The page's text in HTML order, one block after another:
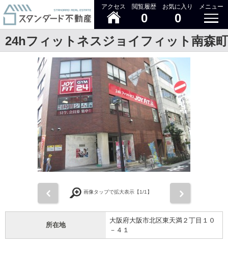
アクセス 閲覧履歴
0
お気に入り
0
メニュー
24hフィットネスジョイフィット南森町
画像タップで拡大表示【1/1】
所在地
大阪府大阪市北区東天満２丁目１０
－４１